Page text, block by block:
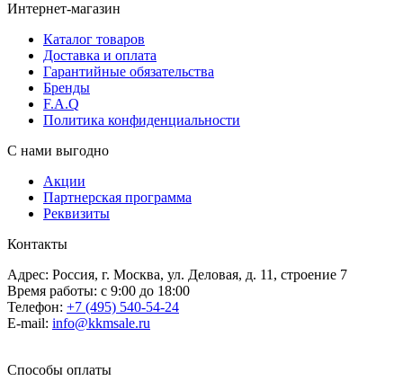
Интернет-магазин
Каталог товаров
Доставка и оплата
Гарантийные обязательства
Бренды
F.A.Q
Политика конфиденциальности
С нами выгодно
Акции
Партнерская программа
Реквизиты
Контакты
Адрес: Россия, г. Москва, ул. Деловая, д. 11, строение 7
Время работы: с 9:00 до 18:00
Телефон: +7 (495) 540-54-24
E-mail: info@kkmsale.ru
Способы оплаты